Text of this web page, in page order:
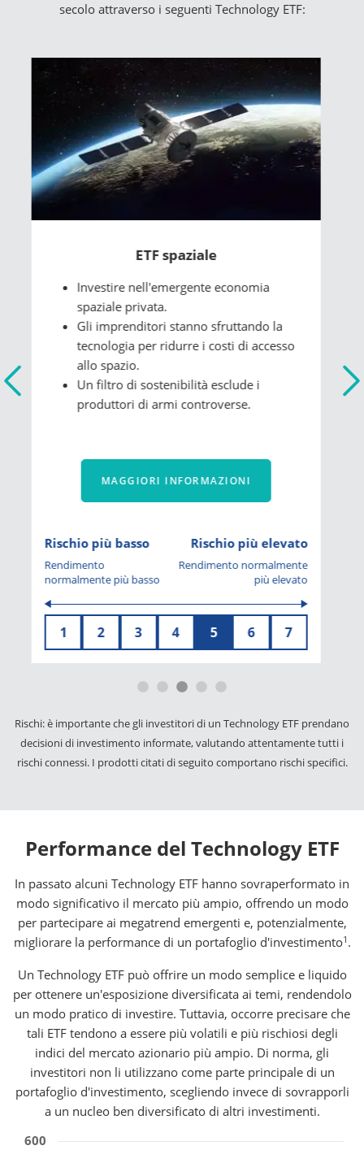
secolo attraverso i seguenti Technology ETF:
ETF sull'idrogeno
Una fonte di energia alternativa
emergente.
Le potenziali applicazioni spaziano dalle
automobili ai treni e agli aerei.
Sostenuto dai governi di tutto il mondo
impegnati verso l'obiettivo "zero
emissioni".
MAGGIORI INFORMAZIONI
Rischio più basso Rischio più elevato
Rendimento
normalmente più basso
Rendimento normalmente
più elevato
1 2 3 4 5 6 7
Rischi: è importante che gli investitori di un Technology ETF prendano
decisioni di investimento informate, valutando attentamente tutti i
rischi connessi. I prodotti citati di seguito comportano rischi specifici.
Performance del Technology ETF
In passato alcuni Technology ETF hanno sovraperformato in
modo significativo il mercato più ampio, offrendo un modo
per partecipare ai megatrend emergenti e, potenzialmente,
migliorare la performance di un portafoglio d'investimento1 .
Un Technology ETF può offrire un modo semplice e liquido
per ottenere un'esposizione diversificata ai temi, rendendolo
un modo pratico di investire. Tuttavia, occorre precisare che
tali ETF tendono a essere più volatili e più rischiosi degli
indici del mercato azionario più ampio. Di norma, gli
investitori non li utilizzano come parte principale di un
portafoglio d'investimento, scegliendo invece di sovrapporli
a un nucleo ben diversificato di altri investimenti.
600